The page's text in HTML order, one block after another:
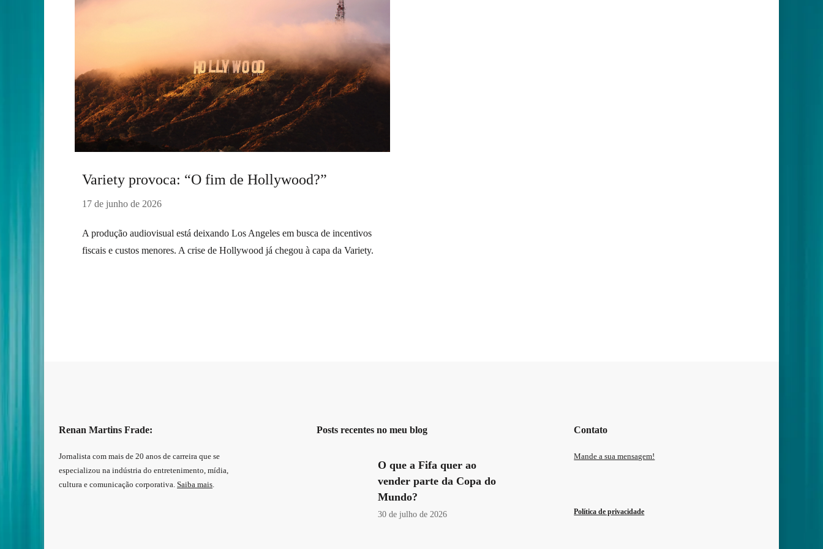
Variety provoca: “O fim de Hollywood?”
17 de junho de 2026
A produção audiovisual está deixando Los Angeles em busca de incentivos
fiscais e custos menores. A crise de Hollywood já chegou à capa da Variety.
Renan Martins Frade:
Jornalista com mais de 20 anos de carreira que se
especializou na indústria do entretenimento, mídia,
cultura e comunicação corporativa. Saiba mais.
Posts recentes no meu blog
O que a Fifa quer ao
vender parte da Copa do
Mundo?
30 de julho de 2026
Contato
Mande a sua mensagem!
Política de privacidade